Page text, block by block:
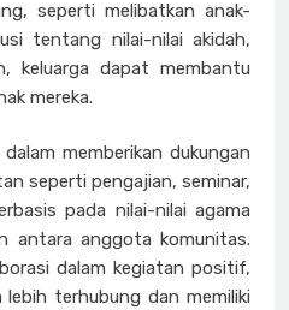
seperti melibatkan anak-
tentang nilai-nilai akidah,
keluarga dapat membantu
mereka.
memberikan dukungan
seperti pengajian, seminar,
pada nilai-nilai agama
antara anggota komunitas.
dalam kegiatan positif,
lebih terhubung dan memiliki